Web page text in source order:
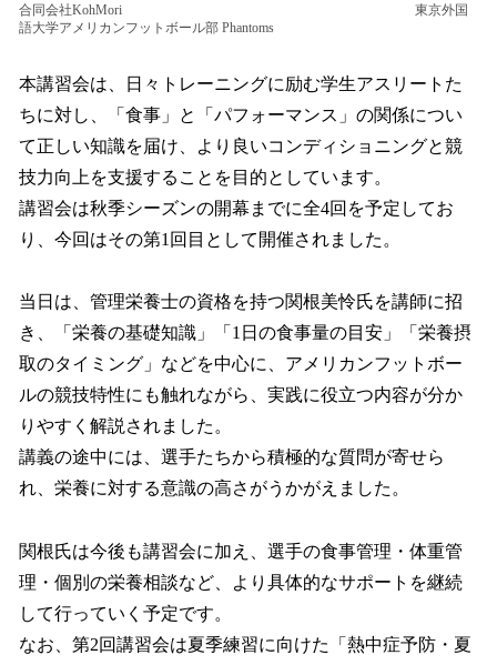
合同会社KohMori 東京外国
語大学アメリカンフットボール部 Phantoms
本講習会は、日々トレーニングに励む学生アスリートた
ちに対し、「食事」と「パフォーマンス」の関係につい
て正しい知識を届け、より良いコンディショニングと競
技力向上を支援することを目的としています。
講習会は秋季シーズンの開幕までに全4回を予定してお
り、今回はその第1回目として開催されました。
当日は、管理栄養士の資格を持つ関根美怜氏を講師に招
き、「栄養の基礎知識」「1日の食事量の目安」「栄養摂
取のタイミング」などを中心に、アメリカンフットボー
ルの競技特性にも触れながら、実践に役立つ内容が分か
りやすく解説されました。
講義の途中には、選手たちから積極的な質問が寄せら
れ、栄養に対する意識の高さがうかがえました。
関根氏は今後も講習会に加え、選手の食事管理・体重管
理・個別の栄養相談など、より具体的なサポートを継続
して行っていく予定です。
なお、第2回講習会は夏季練習に向けた「熱中症予防・夏